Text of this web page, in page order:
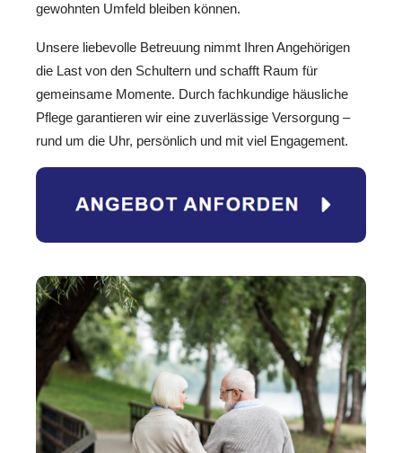
gewohnten Umfeld bleiben können.
Unsere liebevolle Betreuung nimmt Ihren Angehörigen
die Last von den Schultern und schafft Raum für
gemeinsame Momente. Durch fachkundige häusliche
Pflege garantieren wir eine zuverlässige Versorgung –
rund um die Uhr, persönlich und mit viel Engagement.